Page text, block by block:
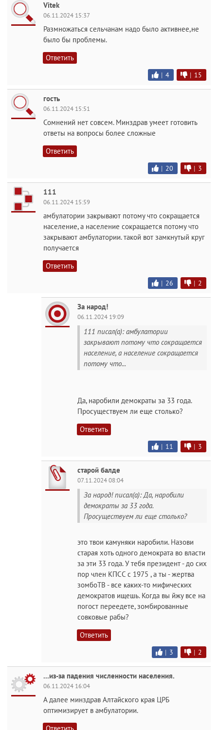
Vitek
06.11.2024 15:37
Размножаться сельчанам надо было активнее,не
было бы проблемы.
Ответить
| 4 | 15
гость
06.11.2024 15:51
Сомнений нет совсем. Минздрав умеет готовить
ответы на вопросы более сложные
Ответить
| 20 | 3
111
06.11.2024 15:59
амбулатории закрывают потому что сокращается
население, а население сокращается потому что
закрывают амбулатории. такой вот замкнутый круг
получается
Ответить
| 26 | 2
За народ!
06.11.2024 19:09
111 писал(а): амбулатории
закрывают потому что сокращается
население, а население сокращается
потому что...
Да, наробили демократы за 33 года.
Просуществуем ли еще столько?
Ответить
| 11 | 3
старой балде
07.11.2024 08:04
За народ! писал(а): Да, наробили
демократы за 33 года.
Просуществуем ли еще столько?
это твои камуняки наробили. Назови
старая хоть одного демократа во власти
за эти 33 года. У тебя президент - до сих
пор член КПСС с 1975 , а ты - жертва
зомбоТВ - все каких-то мифических
демократов ищешь. Когда вы йжу все на
погост переедете, зомбированные
совковые рабы?
Ответить
| 3 | 2
...из-за падения численности населения.
06.11.2024 16:04
А далее минздрав Алтайского края ЦРБ
оптимизирует в амбулатории.